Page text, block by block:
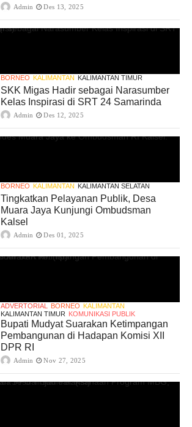
Admin Des 13, 2025
BORNEO KALIMANTAN KALIMANTAN TIMUR
SKK Migas Hadir sebagai Narasumber
Kelas Inspirasi di SRT 24 Samarinda
Admin Des 12, 2025
BORNEO KALIMANTAN KALIMANTAN SELATAN
Tingkatkan Pelayanan Publik, Desa
Muara Jaya Kunjungi Ombudsman
Kalsel
Admin Des 01, 2025
ADVERTORIAL BORNEO
KALIMANTAN
KALIMANTAN TIMUR KOMUNIKASI PUBLIK
Bupati Mudyat Suarakan Ketimpangan
Pembangunan di Hadapan Komisi XII
DPR RI
Admin Nov 27, 2025